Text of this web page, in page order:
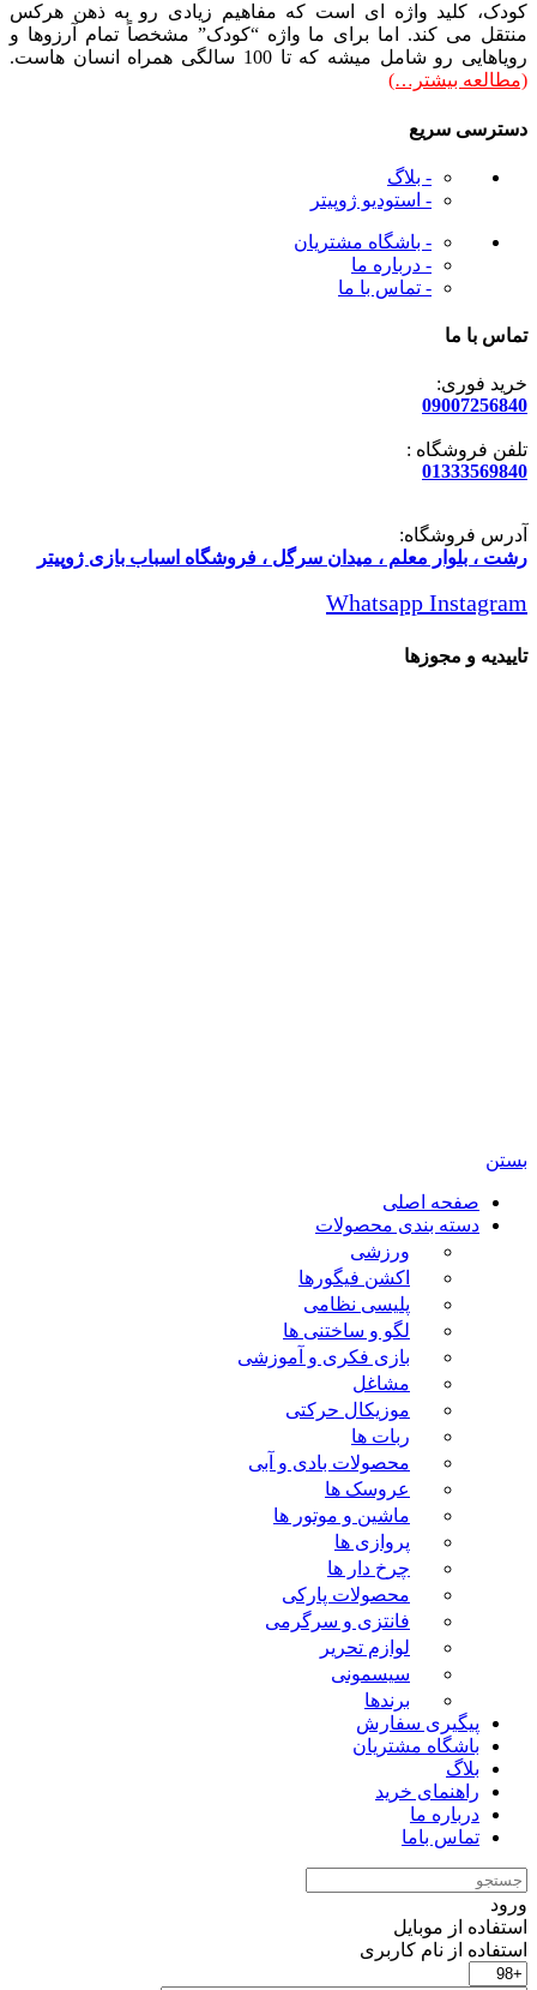
کودک، کلید واژه ای است که مفاهیم زیادی رو به ذهن هرکس
منتقل می کند. اما برای ما واژه “کودک” مشخصاً تمام آرزوها و
رویاهایی رو شامل میشه که تا 100 سالگی همراه انسان هاست.
(مطالعه بیشتر…)
دسترسی سریع
- بلاگ
- استودیو ژوپیتر
- باشگاه مشتریان
- درباره ما
- تماس با ما
تماس با ما
خرید فوری:
09007256840
تلفن فروشگاه :
01333569840
آدرس فروشگاه:
رشت ، بلوار معلم ، میدان سرگل ، فروشگاه اسباب بازی ژوپیتر
Whatsapp Instagram
تاییدیه و مجوزها
بستن
صفحه اصلی
دسته بندی محصولات
ورزشی
اکشن فیگورها
پلیسی نظامی
لگو و ساختنی ها
بازی فکری و آموزشی
مشاغل
موزیکال حرکتی
ربات ها
محصولات بادی و آبی
عروسک ها
ماشین و موتور ها
پروازی ها
چرخ دار ها
محصولات پارکی
فانتزی و سرگرمی
لوازم تحریر
سیسمونی
برندها
پیگیری سفارش
باشگاه مشتریان
بلاگ
راهنمای خرید
درباره ما
تماس باما
ورود
استفاده از موبایل
استفاده از نام کاربری